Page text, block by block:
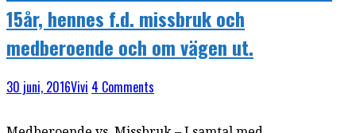
15år, hennes f.d. missbruk och
medberoende och om vägen ut.
30 juni, 2016Vivi 4 Comments